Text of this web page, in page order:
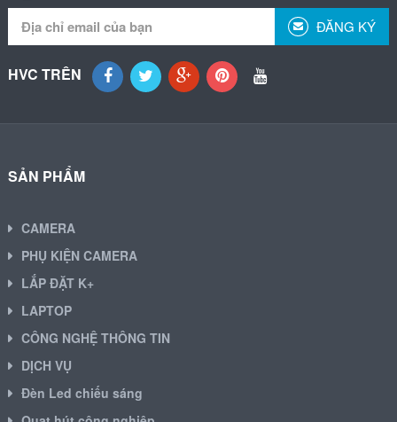
ĐĂNG KÝ
HVC TRÊN
SẢN PHẨM
CAMERA
PHỤ KIỆN CAMERA
LẮP ĐẶT K+
LAPTOP
CÔNG NGHỆ THÔNG TIN
DỊCH VỤ
Đèn Led chiếu sáng